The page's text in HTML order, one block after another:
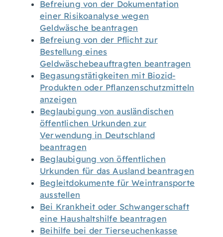
Befreiung von der Dokumentation
einer Risikoanalyse wegen
Geldwäsche beantragen
Befreiung von der Pflicht zur
Bestellung eines
Geldwäschebeauftragten beantragen
Begasungstätigkeiten mit Biozid-
Produkten oder Pflanzenschutzmitteln
anzeigen
Beglaubigung von ausländischen
öffentlichen Urkunden zur
Verwendung in Deutschland
beantragen
Beglaubigung von öffentlichen
Urkunden für das Ausland beantragen
Begleitdokumente für Weintransporte
ausstellen
Bei Krankheit oder Schwangerschaft
eine Haushaltshilfe beantragen
Beihilfe bei der Tierseuchenkasse